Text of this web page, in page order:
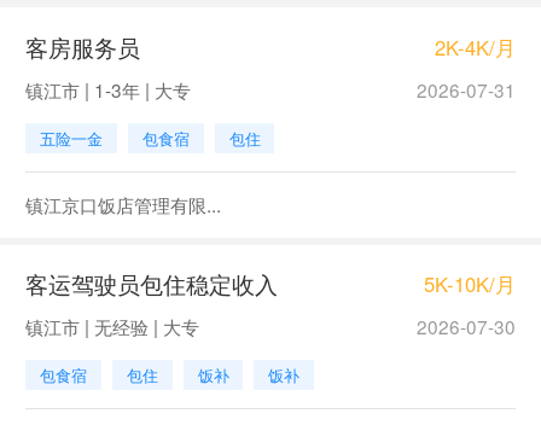
客房服务员 2K-4K/月
镇江市 | 1-3年 | 大专 2026-07-31
五险一金 包食宿 包住
镇江京口饭店管理有限...
客运驾驶员包住稳定收入 5K-10K/月
镇江市 | 无经验 | 大专 2026-07-30
包食宿 包住 饭补 饭补